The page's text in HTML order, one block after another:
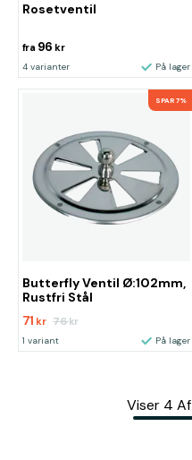
Rosetventil
fra 96 kr
4 varianter På lager
SPAR 7%
Butterfly Ventil Ø:102mm,
Rustfri Stål
71 kr 76kr
1 variant På lager
Viser 4 Af